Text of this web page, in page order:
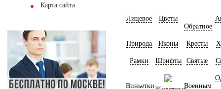
Карта сайта
Лицевое
Цветы
Обратное
Природа Иконы Кресты
Рамки Шрифты Святые
Виньетки Военным